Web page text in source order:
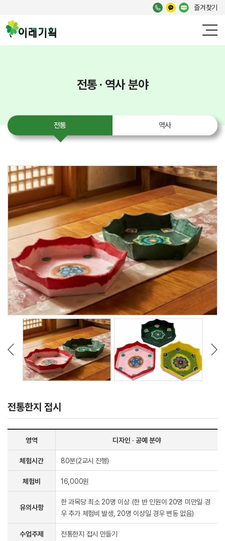
즐겨찾기
전통 · 역사 분야
전통 역사
전통한지 접시
영역 디자인 · 공예 분야
체험시간 80분(2교시 진행)
체험비 16,000원
유의사항
한 과목당 최소 20명 이상 (한 반 인원이 20명 미만일 경
우 추가 체험비 발생, 20명 이상일 경우 변동 없음)
수업주제 전통한지 접시 만들기